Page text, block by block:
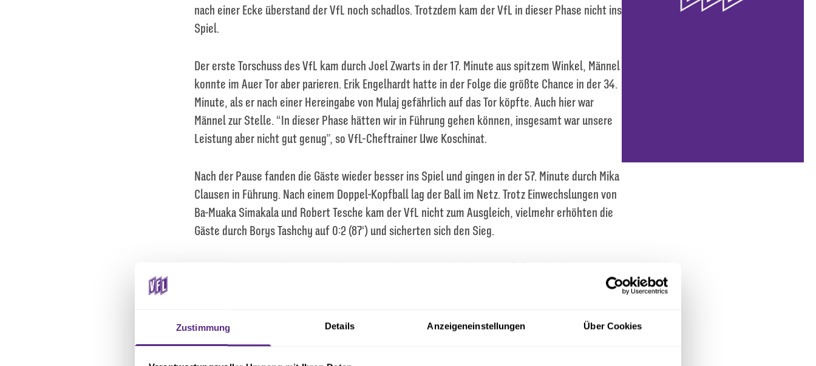
Zustimmung Details Anzeigeneinstellungen Über Cookies
nach einer Ecke überstand der VfL noch schadlos. Trotzdem kam der VfL in dieser Phase nicht ins
Spiel.
Der erste Torschuss des VfL kam durch Joel Zwarts in der 17. Minute aus spitzem Winkel, Männel
konnte im Auer Tor aber parieren. Erik Engelhardt hatte in der Folge die größte Chance in der 34.
Minute, als er nach einer Hereingabe von Mulaj gefährlich auf das Tor köpfte. Auch hier war
Männel zur Stelle. “In dieser Phase hätten wir in Führung gehen können, insgesamt war unsere
Leistung aber nicht gut genug”, so VfL-Cheftrainer Uwe Koschinat.
Nach der Pause fanden die Gäste wieder besser ins Spiel und gingen in der 57. Minute durch Mika
Clausen in Führung. Nach einem Doppel-Kopfball lag der Ball im Netz. Trotz Einwechslungen von
Ba-Muaka Simakala und Robert Tesche kam der VfL nicht zum Ausgleich, vielmehr erhöhten die
Gäste durch Borys Tashchy auf 0:2 (87‘) und sicherten sich den Sieg.
In der nächsten Woche pausiert die Liga für die erste Runde des DFB-Pokals, in der der VfL auf
den Bundesligisten SC Freiburg trifft. Für dieses Spiel sind noch Tickets verfügbar. In der 3. Liga
Punkte holen möchte.
Tore: 0:1 Clausen (57‘), 0:2 Bornschein (87‘)